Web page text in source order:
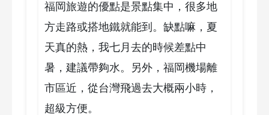
福岡旅遊的優點是景點集中，很多地
方走路或搭地鐵就能到。缺點嘛，夏
天真的熱，我七月去的時候差點中
暑，建議帶夠水。另外，福岡機場離
市區近，從台灣飛過去大概兩小時，
超級方便。